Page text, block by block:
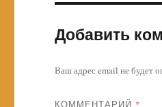
Добавить
Ваш адрес email не будет
КОММЕНТАРИЙ *